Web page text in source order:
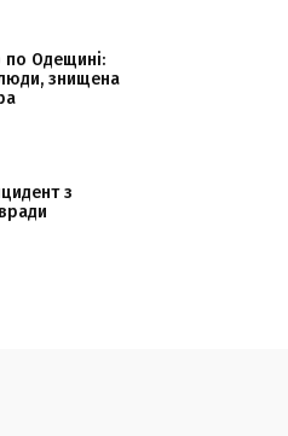
по Одещині:
знищена
з